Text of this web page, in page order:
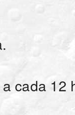
cada 12